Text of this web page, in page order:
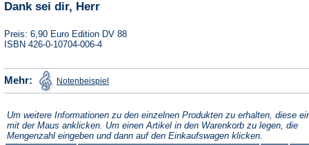
Dank sei dir, Herr
Preis: 6,90 Euro Edition DV 88
ISBN 426-0-10704-006-4
Mehr: Notenbeispiel in
einem
Tab)
Um weitere Informationen zu den einzelnen Produkten zu erhalten, diese
mit der Maus anklicken. Um einen Artikel in den Warenkorb zu legen, die
Mengenzahl eingeben und dann auf den Einkaufswagen klicken.